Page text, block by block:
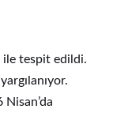
ile tespit edildi.
Nisan’da